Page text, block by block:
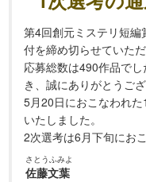
第4回創元ミステリ短
付を締め切らせていただ
応募総数は490作品で
き、誠にありがとうござ
5月20日におこなわれ
いたしました。
2次選考は6月下旬にお
佐藤文葉
さとうふみよ